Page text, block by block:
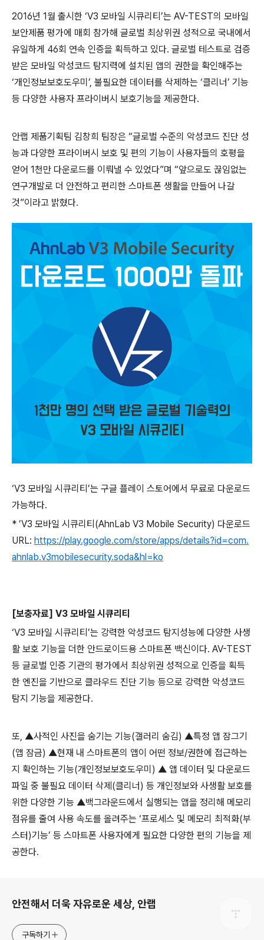
2016년 1월 출시한 ‘V3 모바일 시큐리티’는 AV-TEST의 모바일
보안제품 평가에 매회 참가해 글로벌 최상위권 성적으로 국내에서
유일하게 46회 연속 인증을 획득하고 있다. 글로벌 테스트로 검증
받은 모바일 악성코드 탐지력에 설치된 앱의 권한을 확인해주는
‘개인정보보호도우미’, 불필요한 데이터를 삭제하는 ‘클리너’ 기능
등 다양한 사용자 프라이버시 보호기능을 제공한다.
안랩 제품기획팀 김창희 팀장은 “글로벌 수준의 악성코드 진단 성
능과 다양한 프라이버시 보호 및 편의 기능이 사용자들의 호평을
얻어 1천만 다운로드를 이뤄낼 수 있었다”며 “앞으로도 끊임없는
연구개발로 더 안전하고 편리한 스마트폰 생활을 만들어 나갈
것”이라고 밝혔다.
‘V3 모바일 시큐리티’는 구글 플레이 스토어에서 무료로 다운로드
가능하다.
* ’V3 모바일 시큐리티 (AhnLab V3 Mobile Security) 다운로드
URL: https://play.google.com/store/apps/details?id=com.
ahnlab.v3mobilesecurity.soda&hl=ko
[보충자료] V3 모바일 시큐리티
‘V3 모바일 시큐리티’는 강력한 악성코드 탐지성능에 다양한 사생
활 보호 기능을 더한 안드로이드용 스마트폰 백신이다. AV-TEST
등 글로벌 인증 기관의 평가에서 최상위권 성적으로 인증을 획득
한 엔진을 기반으로 클라우드 진단 기능 등으로 강력한 악성코드
탐지 기능을 제공한다.
또, ▲사적인 사진을 숨기는 기능(갤러리 숨김) ▲특정 앱 잠그기
(앱 잠금) ▲현재 내 스마트폰의 앱이 어떤 정보/권한에 접근하는
지 확인하는 기능(개인정보보호도우미 ) ▲ 앱 데이터 및 다운로드
파일 중 불필요 데이터 삭제 (클리너) 등 개인정보와 사생활 보호를
위한 다양한 기능 ▲백그라운드에서 실행되는 앱을 정리해 메모리
점유를 줄여 사용 속도를 올려주는 ‘프로세스 및 메모리 최적화(부
스터)기능’ 등 스마트폰 사용자에게 필요한 다양한 편의 기능을 제
공한다.
안전해서 더욱 자유로운 세상, 안랩
구독하기